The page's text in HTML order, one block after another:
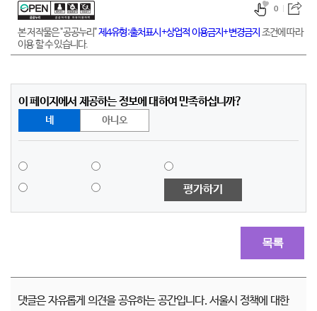
본 저작물은 "공공누리"제4유형:출처표시+상업적 이용금지+변경금지 조건에 따라
이용 할 수 있습니다.
0
이 페이지에서 제공하는 정보에 대하여 만족하십니까?
네 아니오
평가하기
목록
댓글은 자유롭게 의견을 공유하는 공간입니다. 서울시 정책에 대한